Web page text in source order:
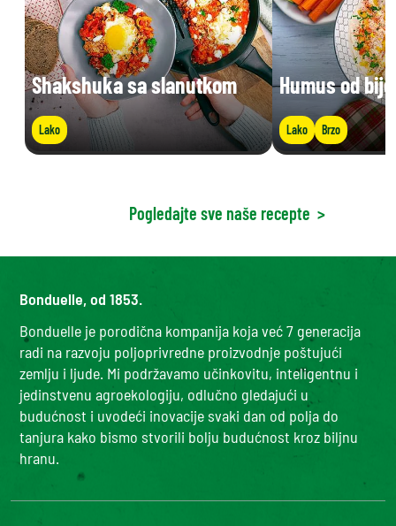
Shakshuka sa slanutkom
Lako
Humus od
Lako Brzo
Pogledajte sve naše recepte >
Bonduelle, od 1853.
Bonduelle je porodična kompanija koja već 7 generacija
radi na razvoju poljoprivredne proizvodnje poštujući
zemlju i ljude. Mi podržavamo učinkovitu, inteligentnu i
jedinstvenu agroekologiju, odlučno gledajući u
budućnost i uvodeći inovacije svaki dan od polja do
tanjura kako bismo stvorili bolju budućnost kroz biljnu
hranu.